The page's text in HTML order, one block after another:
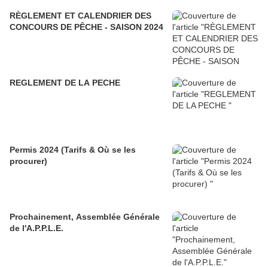
RÈGLEMENT ET CALENDRIER DES
CONCOURS DE PÊCHE - SAISON 2024
REGLEMENT DE LA PECHE
Permis 2024 (Tarifs & Où se les
procurer)
Prochainement, Assemblée Générale
de l'A.P.P.L.E.